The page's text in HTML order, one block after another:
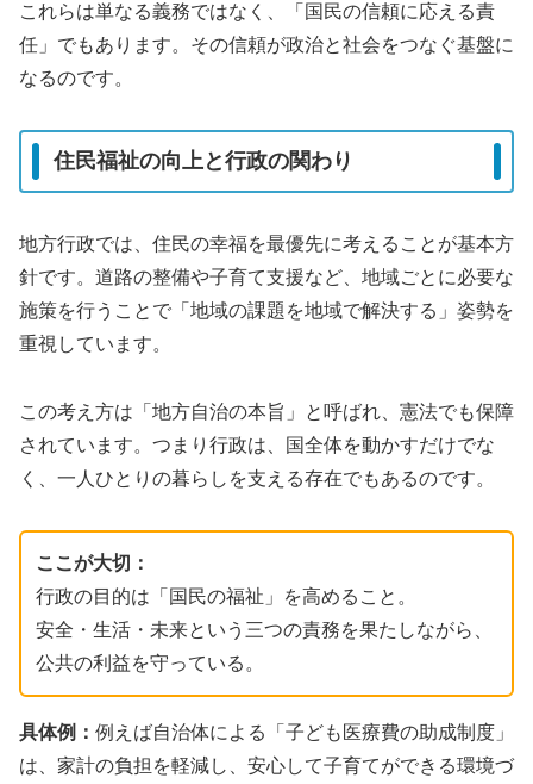
これらは単なる義務ではなく、「国民の信頼に応える責
任」でもあります。その信頼が政治と社会をつなぐ基盤に
なるのです。
住民福祉の向上と行政の関わり
地方行政では、住民の幸福を最優先に考えることが基本方
針です。道路の整備や子育て支援など、地域ごとに必要な
施策を行うことで「地域の課題を地域で解決する」姿勢を
重視しています。
この考え方は「地方自治の本旨」と呼ばれ、憲法でも保障
されています。つまり行政は、国全体を動かすだけでな
く、一人ひとりの暮らしを支える存在でもあるのです。
ここが大切：
行政の目的は「国民の福祉」を高めること。
安全・生活・未来という三つの責務を果たしながら、
公共の利益を守っている。
具体例： 例えば自治体による「子ども医療費の助成制度」
は、家計の負担を軽減し、安心して子育てができる環境づ